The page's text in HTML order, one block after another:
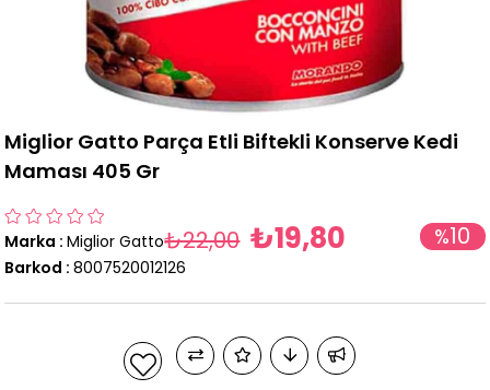
Miglior Gatto Parça Etli Biftekli Konserve Kedi
Maması 405 Gr
Marka : Miglior Gatto %10
₺22,00 ₺19,80
Barkod : 8007520012126